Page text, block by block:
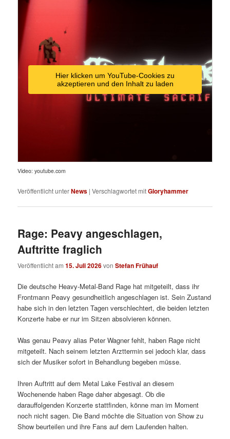
Hier klicken um YouTube-Cookies zu
akzeptieren und den Inhalt zu laden
Video: youtube.com
Veröffentlicht unterNews |Verschlagwortet mitGloryhammer
Rage: Peavy angeschlagen,
Auftritte fraglich
Veröffentlicht am15. Juli 2026vonStefan Frühauf
Die deutsche Heavy-Metal-Band Rage hat mitgeteilt, dass ihr
Frontmann Peavy gesundheitlich angeschlagen ist. Sein Zustand
habe sich in den letzten Tagen verschlechtert, die beiden letzten
Konzerte habe er nur im Sitzen absolvieren können.
Was genau Peavy alias Peter Wagner fehlt, haben Rage nicht
mitgeteilt. Nach seinem letzten Arzttermin sei jedoch klar, dass
sich der Musiker sofort in Behandlung begeben müsse.
Ihren Auftritt auf dem Metal Lake Festival an diesem
Wochenende haben Rage daher abgesagt. Ob die
darauffolgenden Konzerte stattfinden, könne man im Moment
noch nicht sagen. Die Band möchte die Situation von Show zu
Show beurteilen und ihre Fans auf dem Laufenden halten.